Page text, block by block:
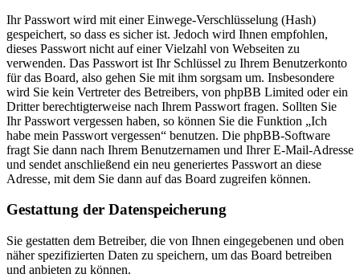
Ihr Passwort wird mit einer Einwege-Verschlüsselung (Hash)
gespeichert, so dass es sicher ist. Jedoch wird Ihnen empfohlen,
dieses Passwort nicht auf einer Vielzahl von Webseiten zu
verwenden. Das Passwort ist Ihr Schlüssel zu Ihrem Benutzerkonto
für das Board, also gehen Sie mit ihm sorgsam um. Insbesondere
wird Sie kein Vertreter des Betreibers, von phpBB Limited oder ein
Dritter berechtigterweise nach Ihrem Passwort fragen. Sollten Sie
Ihr Passwort vergessen haben, so können Sie die Funktion „Ich
habe mein Passwort vergessen“ benutzen. Die phpBB-Software
fragt Sie dann nach Ihrem Benutzernamen und Ihrer E-Mail-Adresse
und sendet anschließend ein neu generiertes Passwort an diese
Adresse, mit dem Sie dann auf das Board zugreifen können.
Gestattung der Datenspeicherung
Sie gestatten dem Betreiber, die von Ihnen eingegebenen und oben
näher spezifizierten Daten zu speichern, um das Board betreiben
und anbieten zu können.